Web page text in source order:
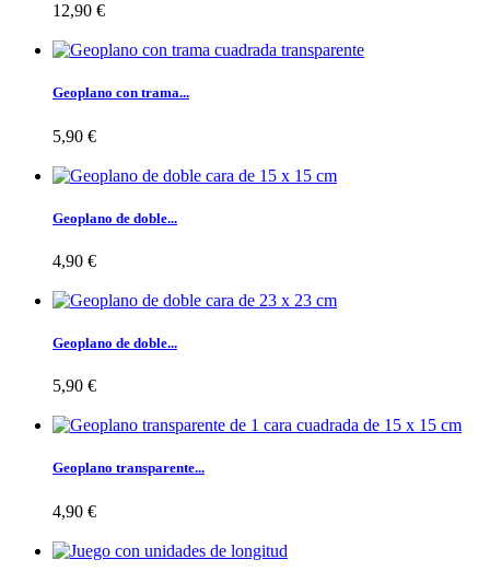
12,90 €
Geoplano con trama...
5,90 €
Geoplano de doble...
4,90 €
Geoplano de doble...
5,90 €
Geoplano transparente...
4,90 €